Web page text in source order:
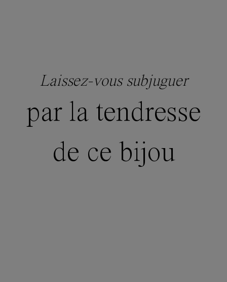
Laissez-vous subjuguer
par la tendresse
de ce bijou